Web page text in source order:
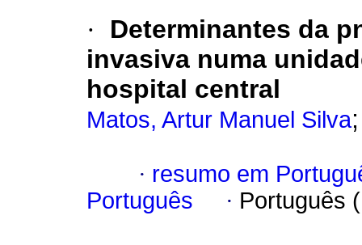
·
Determinantes da
invasiva numa
hospital central
Matos, Artur Manuel Silva
· resumo em
Português
· Português